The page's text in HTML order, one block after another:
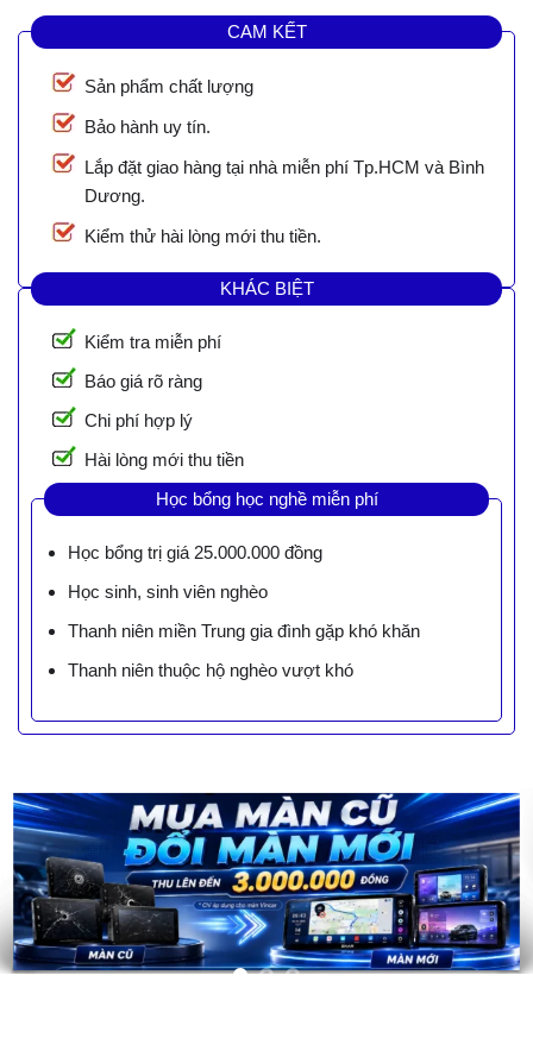
CAM KẾT
Sản phẩm chất lượng
Bảo hành uy tín.
Lắp đặt giao hàng tại nhà miễn phí Tp.HCM và Bình
Dương.
Kiểm thử hài lòng mới thu tiền.
KHÁC BIỆT
Kiểm tra miễn phí
Báo giá rõ ràng
Chi phí hợp lý
Hài lòng mới thu tiền
Học bổng học nghề miễn phí
Học bổng trị giá 25.000.000 đồng
Học sinh, sinh viên nghèo
Thanh niên miền Trung gia đình gặp khó khăn
Thanh niên thuộc hộ nghèo vượt khó